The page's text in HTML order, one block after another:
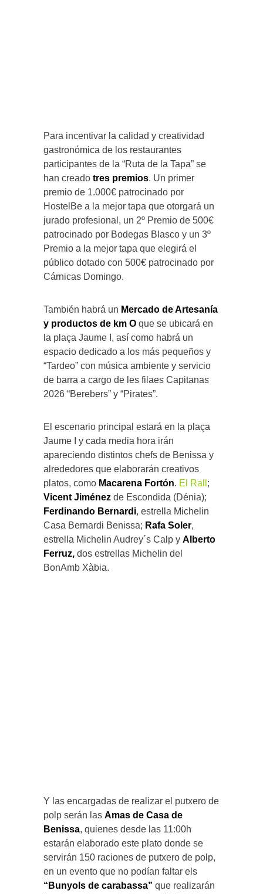
Para incentivar la calidad y creatividad
gastronómica de los restaurantes
participantes de la “Ruta de la Tapa” se
han creado tres premios. Un primer
premio de 1.000€ patrocinado por
HostelBe a la mejor tapa que otorgará un
jurado profesional, un 2º Premio de 500€
patrocinado por Bodegas Blasco y un 3º
Premio a la mejor tapa que elegirá el
público dotado con 500€ patrocinado por
Cárnicas Domingo.
También habrá un Mercado de Artesanía
y productos de km O que se ubicará en
la plaça Jaume I, así como habrá un
espacio dedicado a los más pequeños y
“Tardeo” con música ambiente y servicio
de barra a cargo de les filaes Capitanas
2026 “Berebers” y “Pirates”.
El escenario principal estará en la plaça
Jaume I y cada media hora irán
apareciendo distintos chefs de Benissa y
alrededores que elaborarán creativos
platos, como Macarena Fortón. El Rall ;
Vicent Jiménez de Escondida (Dénia);
Ferdinando Bernardi, estrella Michelin
Casa Bernardi Benissa; Rafa Soler,
estrella Michelin Audrey´s Calp y Alberto
Ferruz, dos estrellas Michelin del
BonAmb Xàbia.
Y las encargadas de realizar el putxero de
polp serán las Amas de Casa de
Benissa, quienes desde las 11:00h
estarán elaborado este plato donde se
servirán 150 raciones de putxero de polp,
en un evento que no podían faltar els
“Bunyols de carabassa” que realizarán